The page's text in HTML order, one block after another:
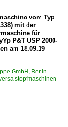
vom Typ
mit der
für
P&T USP 2000-
am 18.09.19
GmbH, Berlin